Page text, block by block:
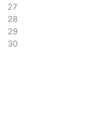
27
28
29
30